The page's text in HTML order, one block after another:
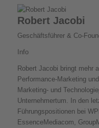
Robert Jacobi
Geschäftsführer & Co-
Info
Robert Jacobi bringt mehr
Performance-Marketing
Marketing- und
Unternehmertum. In den
Führungspositionen bei
EssenceMediacom,